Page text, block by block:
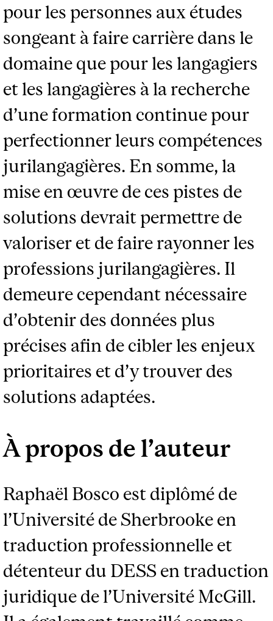
pour les personnes aux études
songeant à faire carrière dans le
domaine que pour les langagiers
et les langagières à la recherche
d’une formation continue pour
perfectionner leurs compétences
jurilangagières. En somme, la
mise en œuvre de ces pistes de
solutions devrait permettre de
valoriser et de faire rayonner les
professions jurilangagières. Il
demeure cependant nécessaire
d’obtenir des données plus
précises afin de cibler les enjeux
prioritaires et d’y trouver des
solutions adaptées.
À propos de l’auteur
Raphaël Bosco est diplômé de
l’Université de Sherbrooke en
traduction professionnelle et
détenteur du DESS en traduction
juridique de l’Université McGill.